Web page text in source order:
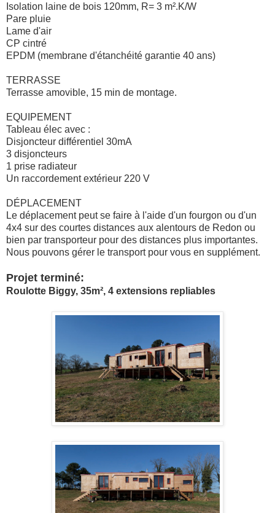
Isolation laine de bois 120mm, R= 3 m².K/W
Pare pluie
Lame d'air
CP cintré
EPDM (membrane d'étanchéité garantie 40 ans)
TERRASSE
Terrasse amovible, 15 min de montage.
EQUIPEMENT
Tableau élec avec :
Disjoncteur différentiel 30mA
3 disjoncteurs
1 prise radiateur
Un raccordement extérieur 220 V
DÉPLACEMENT
Le déplacement peut se faire à l'aide d'un fourgon ou d'un
4x4 sur des courtes distances aux alentours de Redon ou
bien par transporteur pour des distances plus importantes.
Nous pouvons gérer le transport pour vous en supplément.
Projet terminé:
Roulotte Biggy, 35m², 4 extensions repliables